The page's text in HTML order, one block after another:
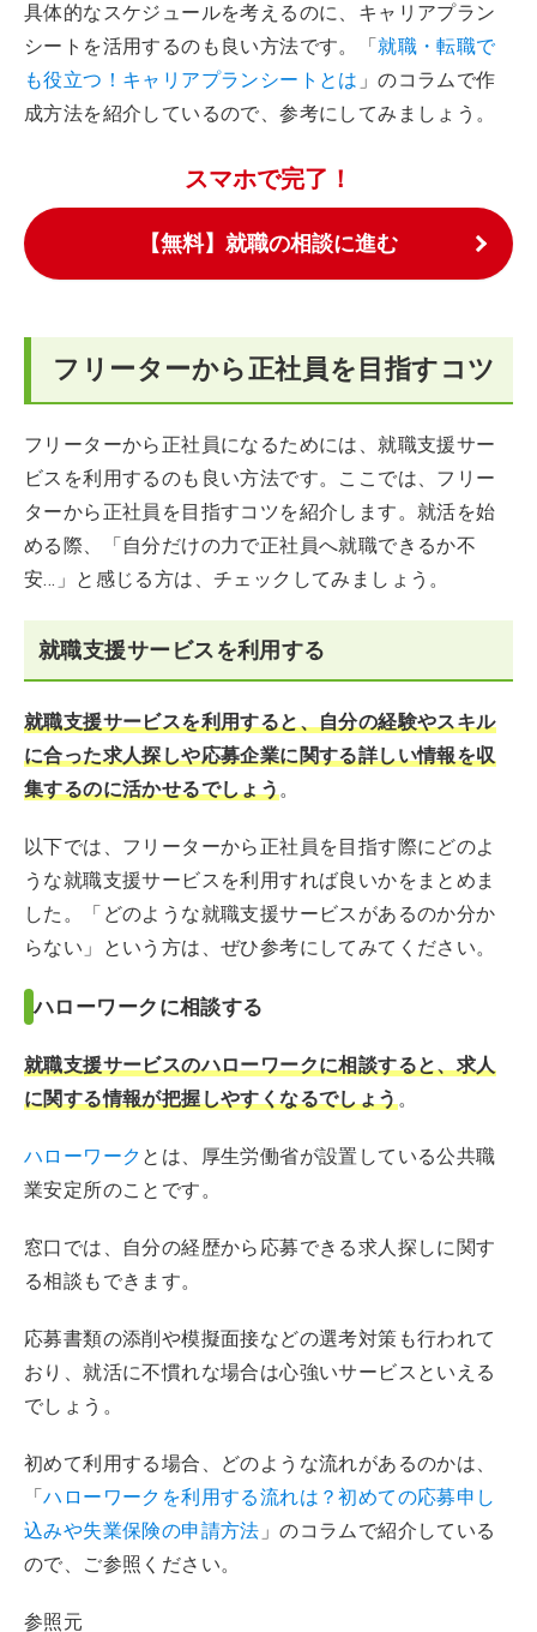
具体的なスケジュールを考えるのに、キャリアプラン
シートを活用するのも良い方法です。「就職・転職で
も役立つ！キャリアプランシートとは 」のコラムで作
成方法を紹介しているので、参考にしてみましょう。
スマホで完了！
【無料】就職の相談に進む
フリーターから正社員を目指すコツ
フリーターから正社員になるためには、就職支援サー
ビスを利用するのも良い方法です。ここでは、フリー
ターから正社員を目指すコツを紹介します。就活を始
める際、「自分だけの力で正社員へ就職できるか不
安…」と感じる方は、チェックしてみましょう。
就職支援サービスを利用する
就職支援サービスを利用すると、自分の経験やスキル
に合った求人探しや応募企業に関する詳しい情報を収
集するのに活かせるでしょう。
以下では、フリーターから正社員を目指す際にどのよ
うな就職支援サービスを利用すれば良いかをまとめま
した。「どのような就職支援サービスがあるのか分か
らない」という方は、ぜひ参考にしてみてください。
ハローワークに相談する
就職支援サービスのハローワークに相談すると、求人
に関する情報が把握しやすくなるでしょう。
ハローワーク とは、厚生労働省が設置している公共職
業安定所のことです。
窓口では、自分の経歴から応募できる求人探しに関す
る相談もできます。
応募書類の添削や模擬面接などの選考対策も行われて
おり、就活に不慣れな場合は心強いサービスといえる
でしょう。
初めて利用する場合、どのような流れがあるのかは、
「ハローワークを利用する流れは？初めての応募申し
込みや失業保険の申請方法 」のコラムで紹介している
ので、ご参照ください。
参照元